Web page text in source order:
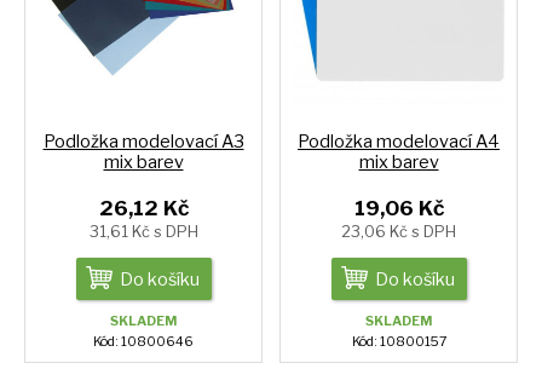
Podložka modelovací A3
mix barev
26,12 Kč
31,61 Kč s DPH
Do košíku
SKLADEM
Kód: 10800646
Podložka modelovací A4
mix barev
19,06 Kč
23,06 Kč s DPH
Do košíku
SKLADEM
Kód: 10800157